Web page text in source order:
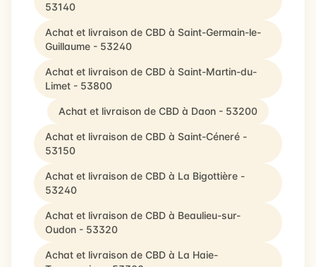
53140
Achat et livraison de CBD à Saint-Germain-le-
Guillaume - 53240
Achat et livraison de CBD à Saint-Martin-du-
Limet - 53800
Achat et livraison de CBD à Daon - 53200
Achat et livraison de CBD à Saint-Céneré -
53150
Achat et livraison de CBD à La Bigottière -
53240
Achat et livraison de CBD à Beaulieu-sur-
Oudon - 53320
Achat et livraison de CBD à La Haie-